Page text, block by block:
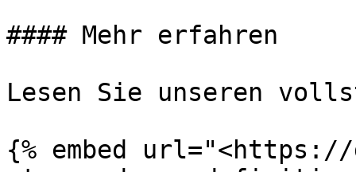
#### Mehr erfahren
Lesen Sie unseren
{% embed